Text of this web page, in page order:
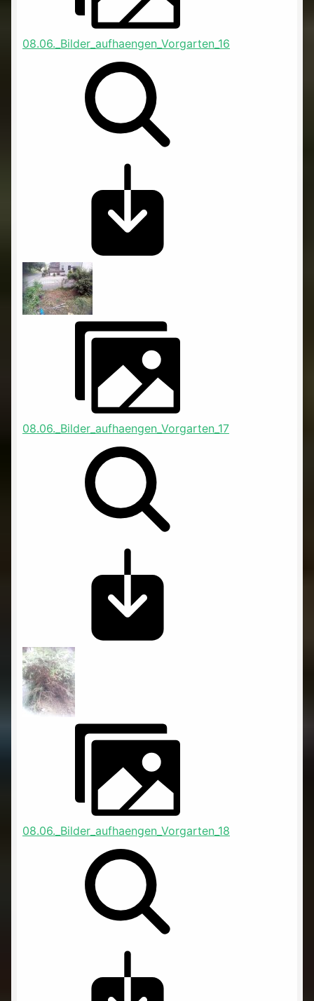
08.06._Bilder_aufhaengen_Vorgarten_16
08.06._Bilder_aufhaengen_Vorgarten_17
08.06._Bilder_aufhaengen_Vorgarten_18